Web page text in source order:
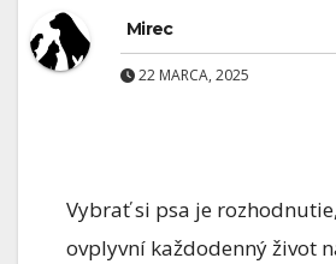
Mirec
22 MARCA, 2025
Vybrať si psa je
ovplyvní každodenný život